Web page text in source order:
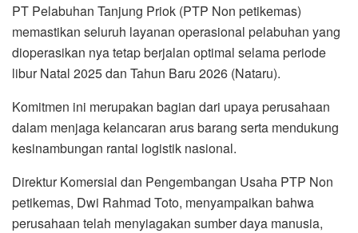
PT Pelabuhan Tanjung Priok (PTP Non petikemas)
memastikan seluruh layanan operasional pelabuhan yang
dioperasikan nya tetap berjalan optimal selama periode
libur Natal 2025 dan Tahun Baru 2026 (Nataru).
Komitmen ini merupakan bagian dari upaya perusahaan
dalam menjaga kelancaran arus barang serta mendukung
kesinambungan rantai logistik nasional.
Direktur Komersial dan Pengembangan Usaha PTP Non
petikemas, Dwi Rahmad Toto, menyampaikan bahwa
perusahaan telah menyiagakan sumber daya manusia,